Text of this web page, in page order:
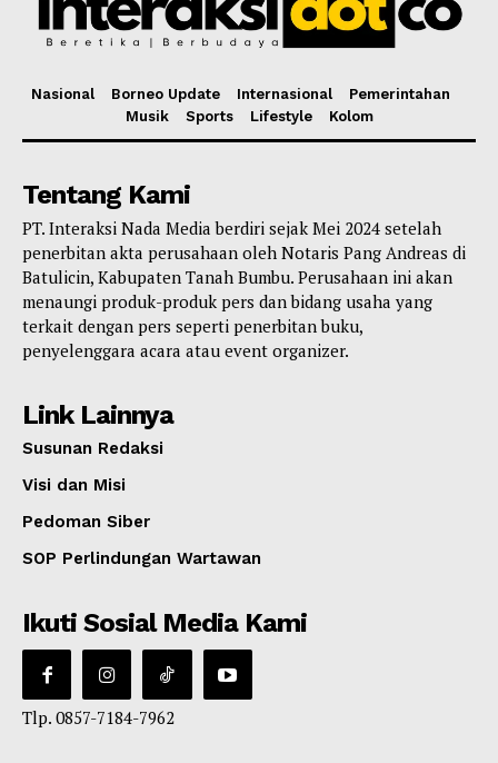
Nasional Borneo Update Internasional
Pemerintahan
Musik
Sports Lifestyle Kolom
Tentang Kami
PT. Interaksi Nada Media berdiri sejak Mei 2024 setelah
penerbitan akta perusahaan oleh Notaris Pang Andreas di
Batulicin, Kabupaten Tanah Bumbu. Perusahaan ini akan
menaungi produk-produk pers dan bidang usaha yang
terkait dengan pers seperti penerbitan buku,
penyelenggara acara atau event organizer.
Link Lainnya
Susunan Redaksi
Visi dan Misi
Pedoman Siber
SOP Perlindungan Wartawan
Ikuti Sosial Media Kami
Tlp. 0857-7184-7962